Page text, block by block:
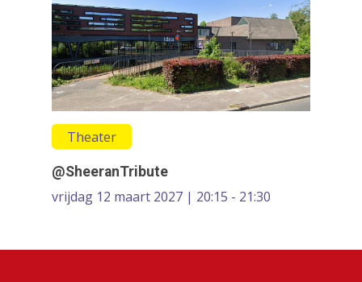
Theater
@SheeranTribute
vrijdag 12 maart 2027 | 20:15 - 21:30